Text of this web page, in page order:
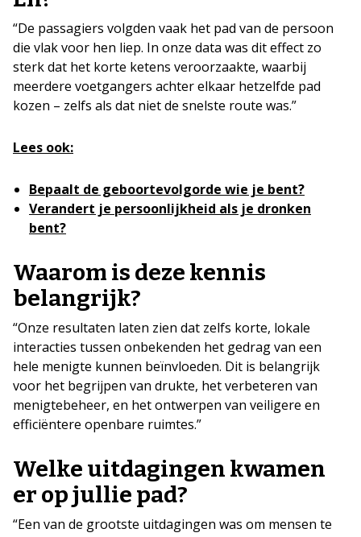
“De passagiers volgden vaak het pad van de persoon
die vlak voor hen liep. In onze data was dit effect zo
sterk dat het korte ketens veroorzaakte, waarbij
meerdere voetgangers achter elkaar hetzelfde pad
kozen – zelfs als dat niet de snelste route was.”
Lees ook:
Bepaalt de geboortevolgorde wie je bent?
Verandert je persoonlijkheid als je dronken
bent?
Waarom is deze kennis
belangrijk?
“Onze resultaten laten zien dat zelfs korte, lokale
interacties tussen onbekenden het gedrag van een
hele menigte kunnen beïnvloeden. Dit is belangrijk
voor het begrijpen van drukte, het verbeteren van
menigtebeheer, en het ontwerpen van veiligere en
efficiëntere openbare ruimtes.”
Welke uitdagingen kwamen
er op jullie pad?
“Een van de grootste uitdagingen was om mensen te